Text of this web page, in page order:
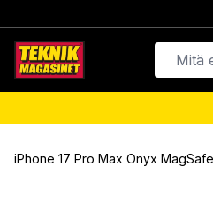
iPhone 17 Pro Max Onyx